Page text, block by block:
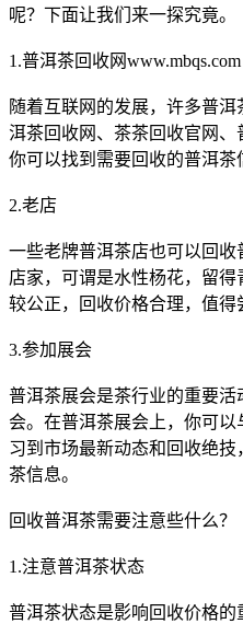
呢？下面让我们来一探究竟。
1.普洱茶回收网www.mbqs.com
随着互联网的发展，许多普洱
洱茶回收网、茶茶回收官网、
你可以找到需要回收的普洱茶
2.老店
一些老牌普洱茶店也可以回收
店家，可谓是水性杨花，留
较公正，回收价格合理，值得
3.参加展会
普洱茶展会是茶行业的重要活
会。在普洱茶展会上，你可以
习到市场最新动态和回收绝
茶信息。
回收普洱茶需要注意些什么？
1.注意普洱茶状态
普洱茶状态是影响回收价格的